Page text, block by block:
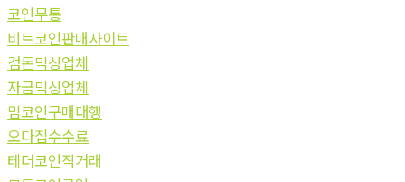
코인무통
비트코인판매사이트
검돈믹싱업체
자금믹싱업체
밈코인구매대행
오다집수수료
테더코인직거래